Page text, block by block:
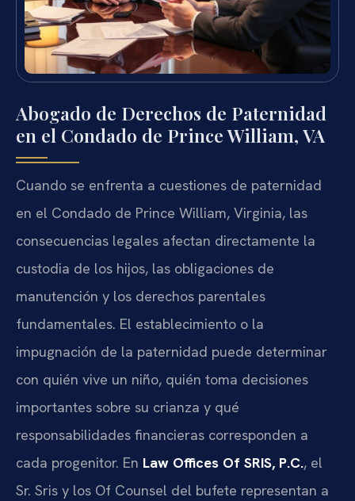
Abogado de Derechos de Paternidad
en el Condado de Prince William, VA
Cuando se enfrenta a cuestiones de paternidad
en el Condado de Prince William, Virginia, las
consecuencias legales afectan directamente la
custodia de los hijos, las obligaciones de
manutención y los derechos parentales
fundamentales. El establecimiento o la
impugnación de la paternidad puede determinar
con quién vive un niño, quién toma decisiones
importantes sobre su crianza y qué
responsabilidades financieras corresponden a
cada progenitor. En Law Offices Of SRIS, P.C., el
Sr. Sris y los Of Counsel del bufete representan a